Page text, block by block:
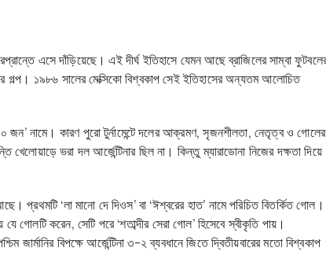
এসে দাঁড়িয়েছে। এই দীর্ঘ ইতিহাসে যেমন আছে ব্রাজিলের সাম্বা
গল্প। ১৯৮৬ সালের মেক্সিকো বিশ্বকাপ সেই ইতিহাসের অন্যতম আলোচিত
১০ জন’ নামে। কারণ পুরো টুর্নামেন্টে দলের আক্রমণ, সৃজনশীলতা, নেতৃত্ব ও গোলের
ভরা দল আর্জেন্টিনার ছিল না। কিন্তু ম্যারাডোনা নিজের দক্ষতা দিয়ে
প্রথমটি ‘লা মানো দে দিওস’ বা ‘ঈশ্বরের হাত’ নামে পরিচিত বিতর্কিত গোল।
গোলটি করেন, সেটি পরে ‘শতাব্দীর সেরা গোল’ হিসেবে স্বীকৃতি পায়।
বিপক্ষে আর্জেন্টিনা ৩-২ ব্যবধানে জিতে দ্বিতীয়বারের মতো বিশ্বকাপ